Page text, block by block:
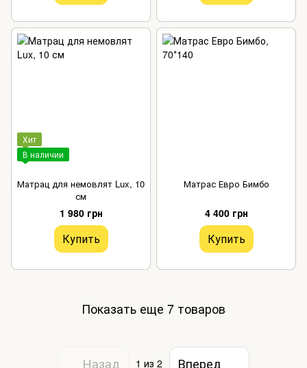
Хит
В наличии
Матрац для немовлят Lux, 10
см
1 980 грн
Купить
Матрас Евро Бимбо
4 400 грн
Купить
Показать еще 7 товаров
Назад 1 из 2 Вперед